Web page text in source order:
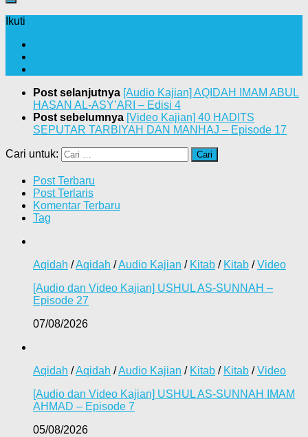
Ikuti
Post selanjutnya [Audio Kajian] AQIDAH IMAM ABUL
HASAN AL-ASY’ARI – Edisi 4
Post sebelumnya [Video Kajian] 40 HADITS
SEPUTAR TARBIYAH DAN MANHAJ – Episode 17
Cari untuk:
Post Terbaru
Post Terlaris
Komentar Terbaru
Tag
Aqidah /Aqidah /Audio Kajian / Kitab / Kitab /Video
[Audio dan Video Kajian] USHUL AS-SUNNAH –
Episode 27
07/08/2026
Aqidah /Aqidah /Audio Kajian / Kitab / Kitab /Video
[Audio dan Video Kajian] USHUL AS-SUNNAH IMAM
AHMAD – Episode 7
05/08/2026